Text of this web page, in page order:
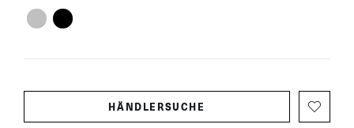
HÄNDLERSUCHE